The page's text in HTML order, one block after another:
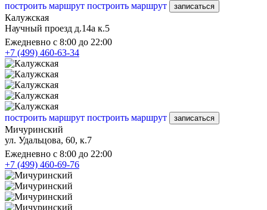
построить маршрут построить маршрут записаться
Калужская
Научный проезд д.14а к.5
Ежедневно с 8:00 до 22:00
+7 (499) 460-63-34
построить маршрут построить маршрут записаться
Мичуринский
ул. Удальцова, 60, к.7
Ежедневно с 8:00 до 22:00
+7 (499) 460-69-76